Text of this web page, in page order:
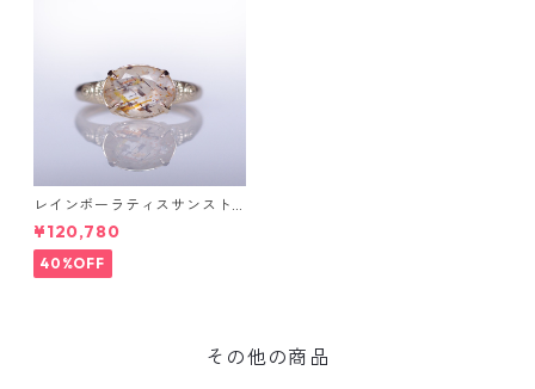
レインボーラティスサンスト
ーン＆ダイヤK10リング FATA
(ファタ）[F019]
¥120,780
40%OFF
その他の商品